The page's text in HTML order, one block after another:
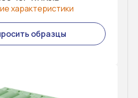
характеристики
образцы